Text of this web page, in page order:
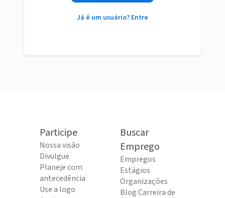
Já é um usuário? Entre
Participe
Nossa visão
Divulgue
Planeje com
antecedência
Use a logo
Buscar
Emprego
Empregos
Estágios
Organizações
Blog Carreira de